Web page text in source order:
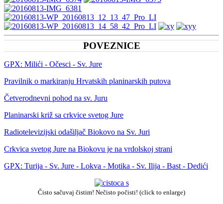
POVEZNICE
GPX: Milići - Očesci - Sv. Jure
Pravilnik o markiranju Hrvatskih planinarskih putova
Četverodnevni pohod na sv. Juru
Planinarski križ sa crkvice svetog Jure
Radiotelevizijski odašiljač Biokovo na Sv. Juri
Crkvica svetog Jure na Biokovu je na vrdolskoj strani
GPX: Turija - Sv. Jure - Lokva - Motika - Sv. Ilija - Bast - Dedići
Čisto sačuvaj čistim! Nečisto počisti! (click to enlarge)